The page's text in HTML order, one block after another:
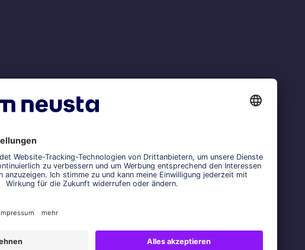
bestehend aus Design, Entwicklung, Architektur und